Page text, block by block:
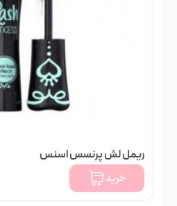
ریمل لش پرنسس اسنس
خرید